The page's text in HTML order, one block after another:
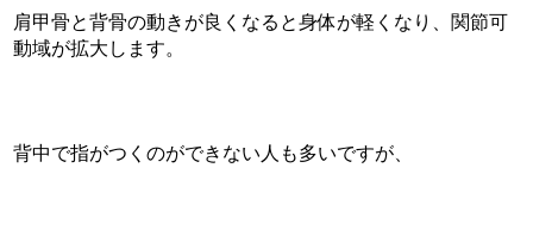
肩甲骨と背骨の動きが良くなると身体が軽くなり、関節可
動域が拡大します。
背中で指がつくのができない人も多いですが、